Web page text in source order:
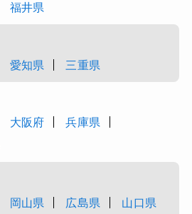
福井県
愛知県 三重県
大阪府
兵庫県
岡山県 広島県 山口県